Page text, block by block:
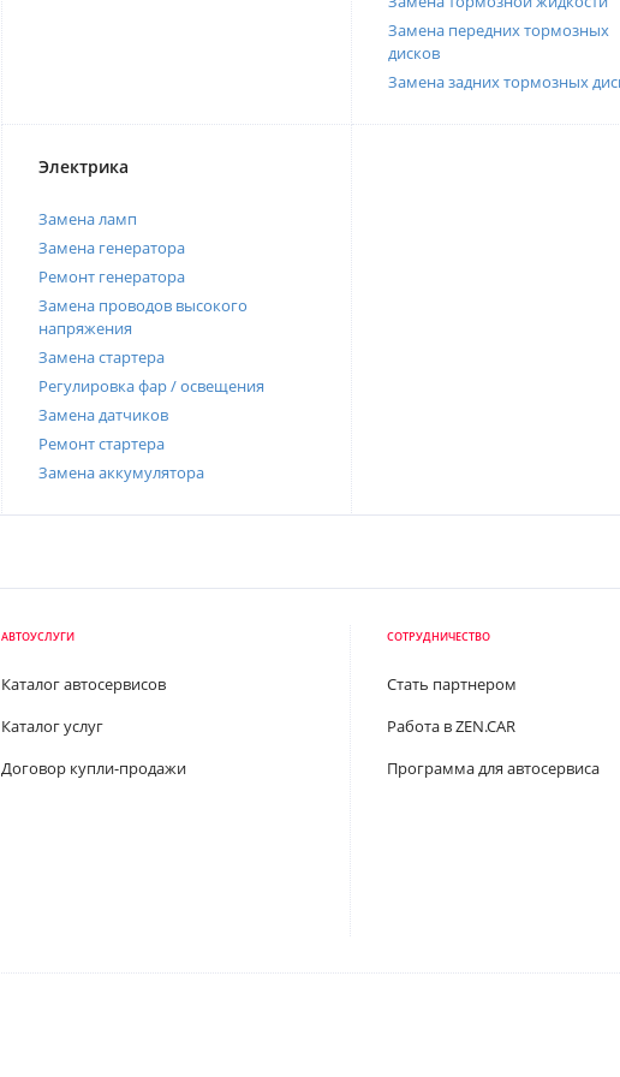
Замена передних тормозных
дисков
Замена задних тормозных
Электрика
Замена ламп
Замена генератора
Ремонт генератора
Замена проводов высокого
напряжения
Замена стартера
Регулировка фар / освещения
Замена датчиков
Ремонт стартера
Замена аккумулятора
АВТОУСЛУГИ
Каталог автосервисов
Каталог услуг
Договор купли-продажи
СОТРУДНИЧЕСТВО
Стать партнером
Работа в ZEN.CAR
Программа для автосервиса